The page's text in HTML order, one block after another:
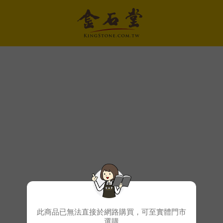
此商品已無法直接於網路購買，可至實體門市
選購